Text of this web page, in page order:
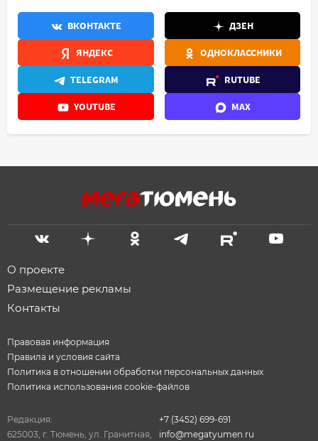
ВКОНТАКТЕ ДЗЕН
ЯНДЕКС ОДНОКЛАССНИКИ
TELEGRAM RUTUBE
YOUTUBE MAX
О проекте
Размещение рекламы
Контакты
Правовая информация
Правила и условия сайта
Политика в отношении обработки персональных данных
Политика использования cookie-файлов
Редакция:
625003, г. Тюмень, ул. Гранитная,
+7 (3452) 699-691
info@megatyumen.ru